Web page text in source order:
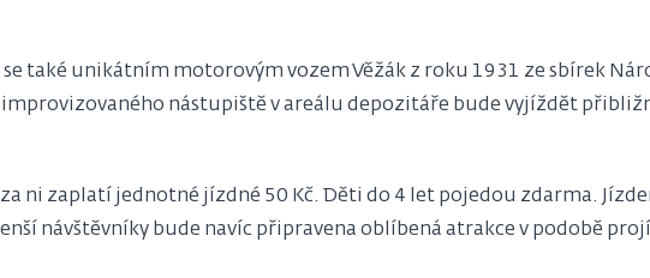
také unikátním motorovým vozem Věžák z roku 1931 ze sbírek
nástupiště v areálu depozitáře bude vyjíždět
ni zaplatí jednotné jízdné 50 Kč. Děti do 4 let pojedou zdarma.
návštěvníky bude navíc připravena oblíbená atrakce v podobě